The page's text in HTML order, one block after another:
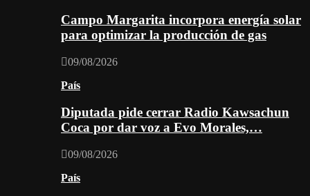
Campo Margarita incorpora energía solar
para optimizar la producción de gas
09/08/2026
País
Diputada pide cerrar Radio Kawsachun
Coca por dar voz a Evo Morales,…
09/08/2026
País